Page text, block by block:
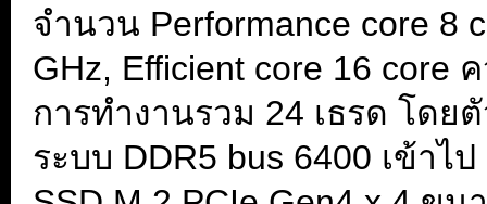
จำนวน Performance core 8
GHz, Efficient core 16 core
การทำงานรวม 24 เธรด โด
ระบบ DDR5 bus 6400 เข้าไ